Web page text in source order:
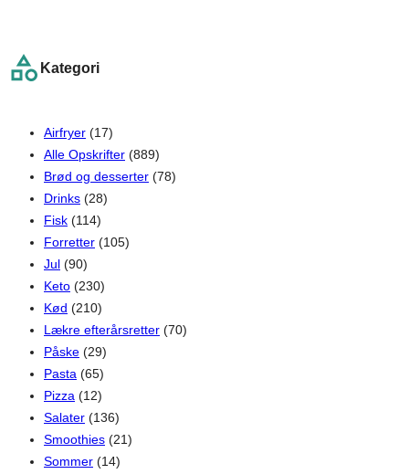
e
c
Kategori
Airfryer (17)
Alle Opskrifter (889)
Brød og desserter (78)
Drinks (28)
Fisk (114)
Forretter (105)
Jul (90)
Keto (230)
Kød (210)
Lækre efterårsretter (70)
Påske (29)
Pasta (65)
Pizza (12)
Salater (136)
Smoothies (21)
Sommer (14)